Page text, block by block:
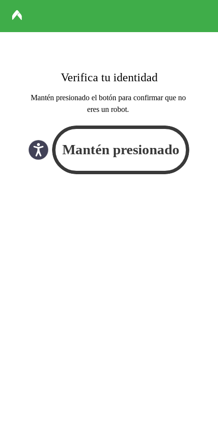
Verifica tu identidad
Mantén presionado el botón para confirmar que no
eres un robot.